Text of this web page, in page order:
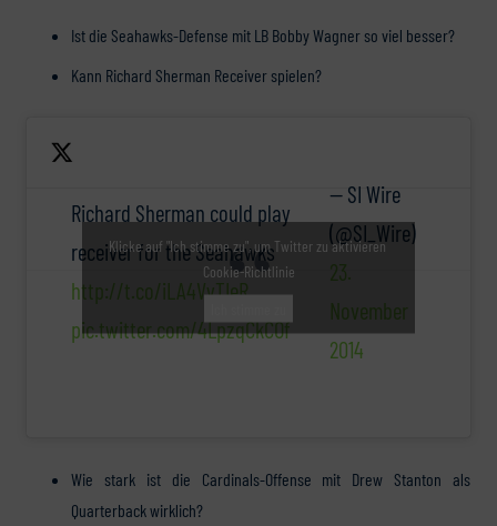
Ist die Seahawks-Defense mit LB Bobby Wagner so viel besser?
Kann Richard Sherman Receiver spielen?
Richard Sherman could play
receiver for the Seahawks
http://t.co/iLA4VyTIeR
pic.twitter.com/4LpzqCkCOf
— SI Wire
(@SI_Wire)
23.
November
2014
Klicke auf "Ich stimme zu", um Twitter zu aktivieren
Cookie-Richtlinie
Wie stark ist die Cardinals-Offense mit Drew Stanton als
Quarterback wirklich?